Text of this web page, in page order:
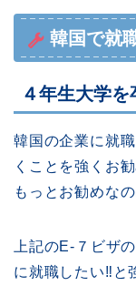
韓国で就
４年生大学を
韓国の企業に就
くことを強くお
もっとお勧めな
上記のE-７ビザ
に就職したい‼︎と